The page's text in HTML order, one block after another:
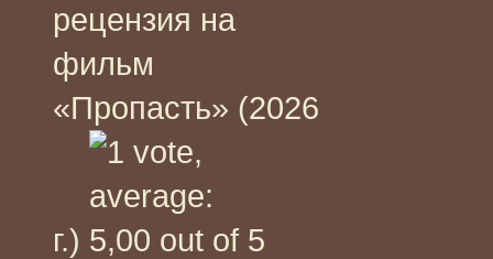
рецензия на
фильм
«Пропасть» (2026
г.)